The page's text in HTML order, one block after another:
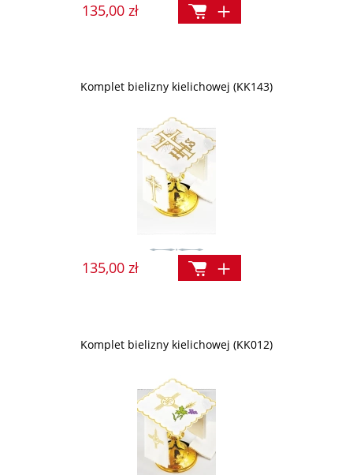
135,00 zł
Komplet bielizny kielichowej (KK143)
135,00 zł
Komplet bielizny kielichowej (KK012)